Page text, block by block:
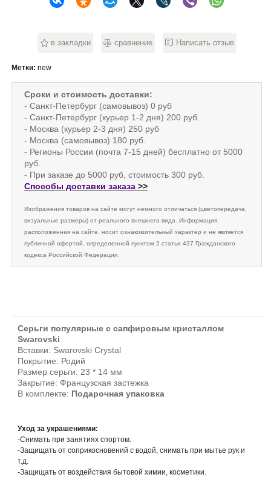
в закладки сравнение Написать отзыв
Метки: new
Сроки и стоимость доставки:
- Санкт-Петербург (самовывоз) 0 руб
- Санкт-Петербург (курьер 1-2 дня) 200 руб.
- Москва (курьер 2-3 дня) 250 руб
- Москва (самовывоз) 180 руб.
- Регионы России (почта 7-15 дней) бесплатно от 5000
руб.
- При заказе до 5000 руб, стоимость 300 руб.
Способы доставки заказа >>
Изображения товаров на сайте могут немного отличаться (цветопередача,
визуальные размеры) от реального внешнего вида. Информация,
расположенная на сайте, носит ознакомительный характер и не является
публичной офертой, определенной пунктом 2 статьи 437 Гражданского
кодекса Российской Федерации.
Серьги популярные с сапфировым кристаллом
Swarovski
Вставки: Swarovski Crystal
Покрытие: Родий
Размер серьги: 23 * 14 мм
Закрытие: Французская застежка
В комплекте: Подарочная упаковка
Уход за украшениями:
-Снимать при занятиях спортом.
-Защищать от соприкосновений с водой, снимать при мытье рук и
т.д.
-Защищать от воздействия бытовой химии, косметики.